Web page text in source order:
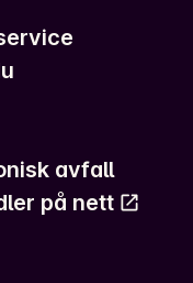
avfall
på nett